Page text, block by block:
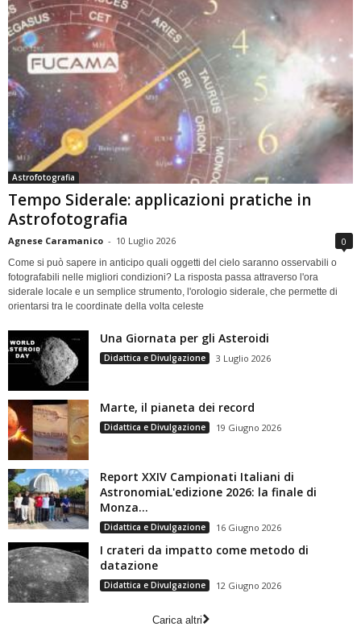
Astrofotografia
Tempo Siderale: applicazioni pratiche in
Astrofotografia
Agnese Caramanico - 10 Luglio 2026 0
Come si può sapere in anticipo quali oggetti del cielo saranno osservabili o
fotografabili nelle migliori condizioni? La risposta passa attraverso l'ora
siderale locale e un semplice strumento, l'orologio siderale, che permette di
orientarsi tra le coordinate della volta celeste
Una Giornata per gli Asteroidi
Didattica e Divulgazione 3 Luglio 2026
Marte, il pianeta dei record
Didattica e Divulgazione 19 Giugno 2026
Report XXIV Campionati Italiani di
AstronomiaL'edizione 2026: la finale di
Monza...
Didattica e Divulgazione 16 Giugno 2026
I crateri da impatto come metodo di
datazione
Didattica e Divulgazione 12 Giugno 2026
Carica altri